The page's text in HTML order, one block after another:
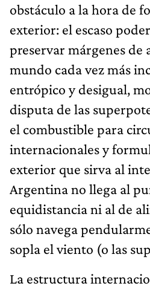
obstáculo a la hora de
exterior: el escaso
preservar márgenes de
mundo cada vez más
entrópico y desigual,
disputa de las
el combustible para
internacionales y
exterior que sirva al
Argentina no llega al
equidistancia ni al de
sólo navega
sopla el viento (o las
La estructura